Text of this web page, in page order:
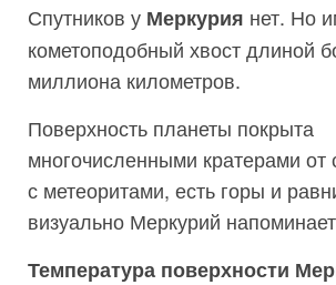
Спутников у Меркурия нет. Но
кометоподобный хвост длиной
миллиона километров.
Поверхность планеты покрыта
многочисленными кратерами от
с метеоритами, есть горы и
визуально Меркурий напоминает
Температура поверхности